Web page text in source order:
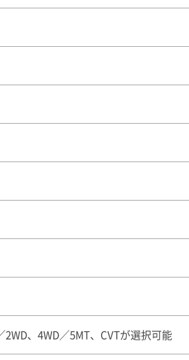
、4WD／5MT、CVTが選択可能